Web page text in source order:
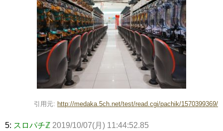
Powered by livedoor 相互RSS
引用元: http://medaka.5ch.net/test/read.cgi/pachik/1570399369/
5: スロパチℤ 2019/10/07(月) 11:44:52.85